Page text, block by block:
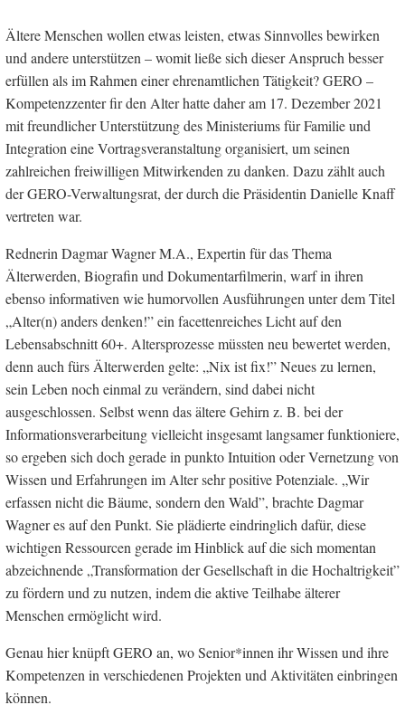
Ältere Menschen wollen etwas leisten, etwas Sinnvolles bewirken
und andere unterstützen – womit ließe sich dieser Anspruch besser
erfüllen als im Rahmen einer ehrenamtlichen Tätigkeit? GERO –
Kompetenzzenter fir den Alter hatte daher am 17. Dezember 2021
mit freundlicher Unterstützung des Ministeriums für Familie und
Integration eine Vortragsveranstaltung organisiert, um seinen
zahlreichen freiwilligen Mitwirkenden zu danken. Dazu zählt auch
der GERO-Verwaltungsrat, der durch die Präsidentin Danielle Knaff
vertreten war.
Rednerin Dagmar Wagner M.A., Expertin für das Thema
Älterwerden, Biografin und Dokumentarfilmerin, warf in ihren
ebenso informativen wie humorvollen Ausführungen unter dem Titel
„Alter(n) anders denken!” ein facettenreiches Licht auf den
Lebensabschnitt 60+. Altersprozesse müssten neu bewertet werden,
denn auch fürs Älterwerden gelte: „Nix ist fix!” Neues zu lernen,
sein Leben noch einmal zu verändern, sind dabei nicht
ausgeschlossen. Selbst wenn das ältere Gehirn z. B. bei der
Informationsverarbeitung vielleicht insgesamt langsamer funktioniere,
so ergeben sich doch gerade in punkto Intuition oder Vernetzung von
Wissen und Erfahrungen im Alter sehr positive Potenziale. „Wir
erfassen nicht die Bäume, sondern den Wald”, brachte Dagmar
Wagner es auf den Punkt. Sie plädierte eindringlich dafür, diese
wichtigen Ressourcen gerade im Hinblick auf die sich momentan
abzeichnende „Transformation der Gesellschaft in die Hochaltrigkeit”
zu fördern und zu nutzen, indem die aktive Teilhabe älterer
Menschen ermöglicht wird.
Genau hier knüpft GERO an, wo Senior*innen ihr Wissen und ihre
Kompetenzen in verschiedenen Projekten und Aktivitäten einbringen
können.